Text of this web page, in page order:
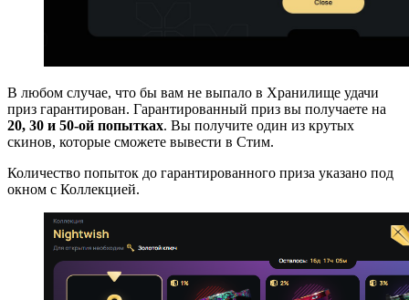
В любом случае, что бы вам не выпало в Хранилище удачи
приз гарантирован. Гарантированный приз вы получаете на
20, 30 и 50-ой попытках. Вы получите один из крутых
скинов, которые сможете вывести в Стим.
Количество попыток до гарантированного приза указано под
окном с Коллекцией.